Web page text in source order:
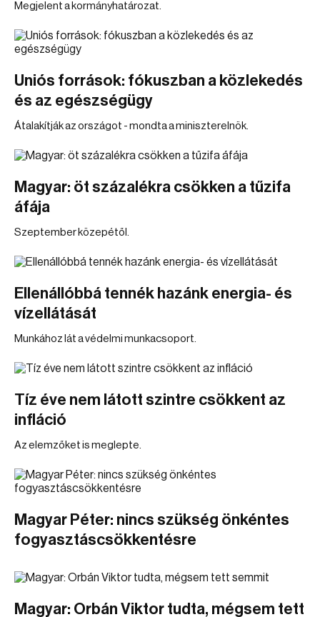
Megjelent a kormányhatározat.
Uniós források: fókuszban a közlekedés
és az egészségügy
Átalakítják az országot - mondta a miniszterelnök.
Magyar: öt százalékra csökken a tűzifa
áfája
Szeptember közepétől.
Ellenállóbbá tennék hazánk energia- és
vízellátását
Munkához lát a védelmi munkacsoport.
Tíz éve nem látott szintre csökkent az
infláció
Az elemzőket is meglepte.
Magyar Péter: nincs szükség önkéntes
fogyasztáscsökkentésre
Magyar: Orbán Viktor tudta, mégsem tett